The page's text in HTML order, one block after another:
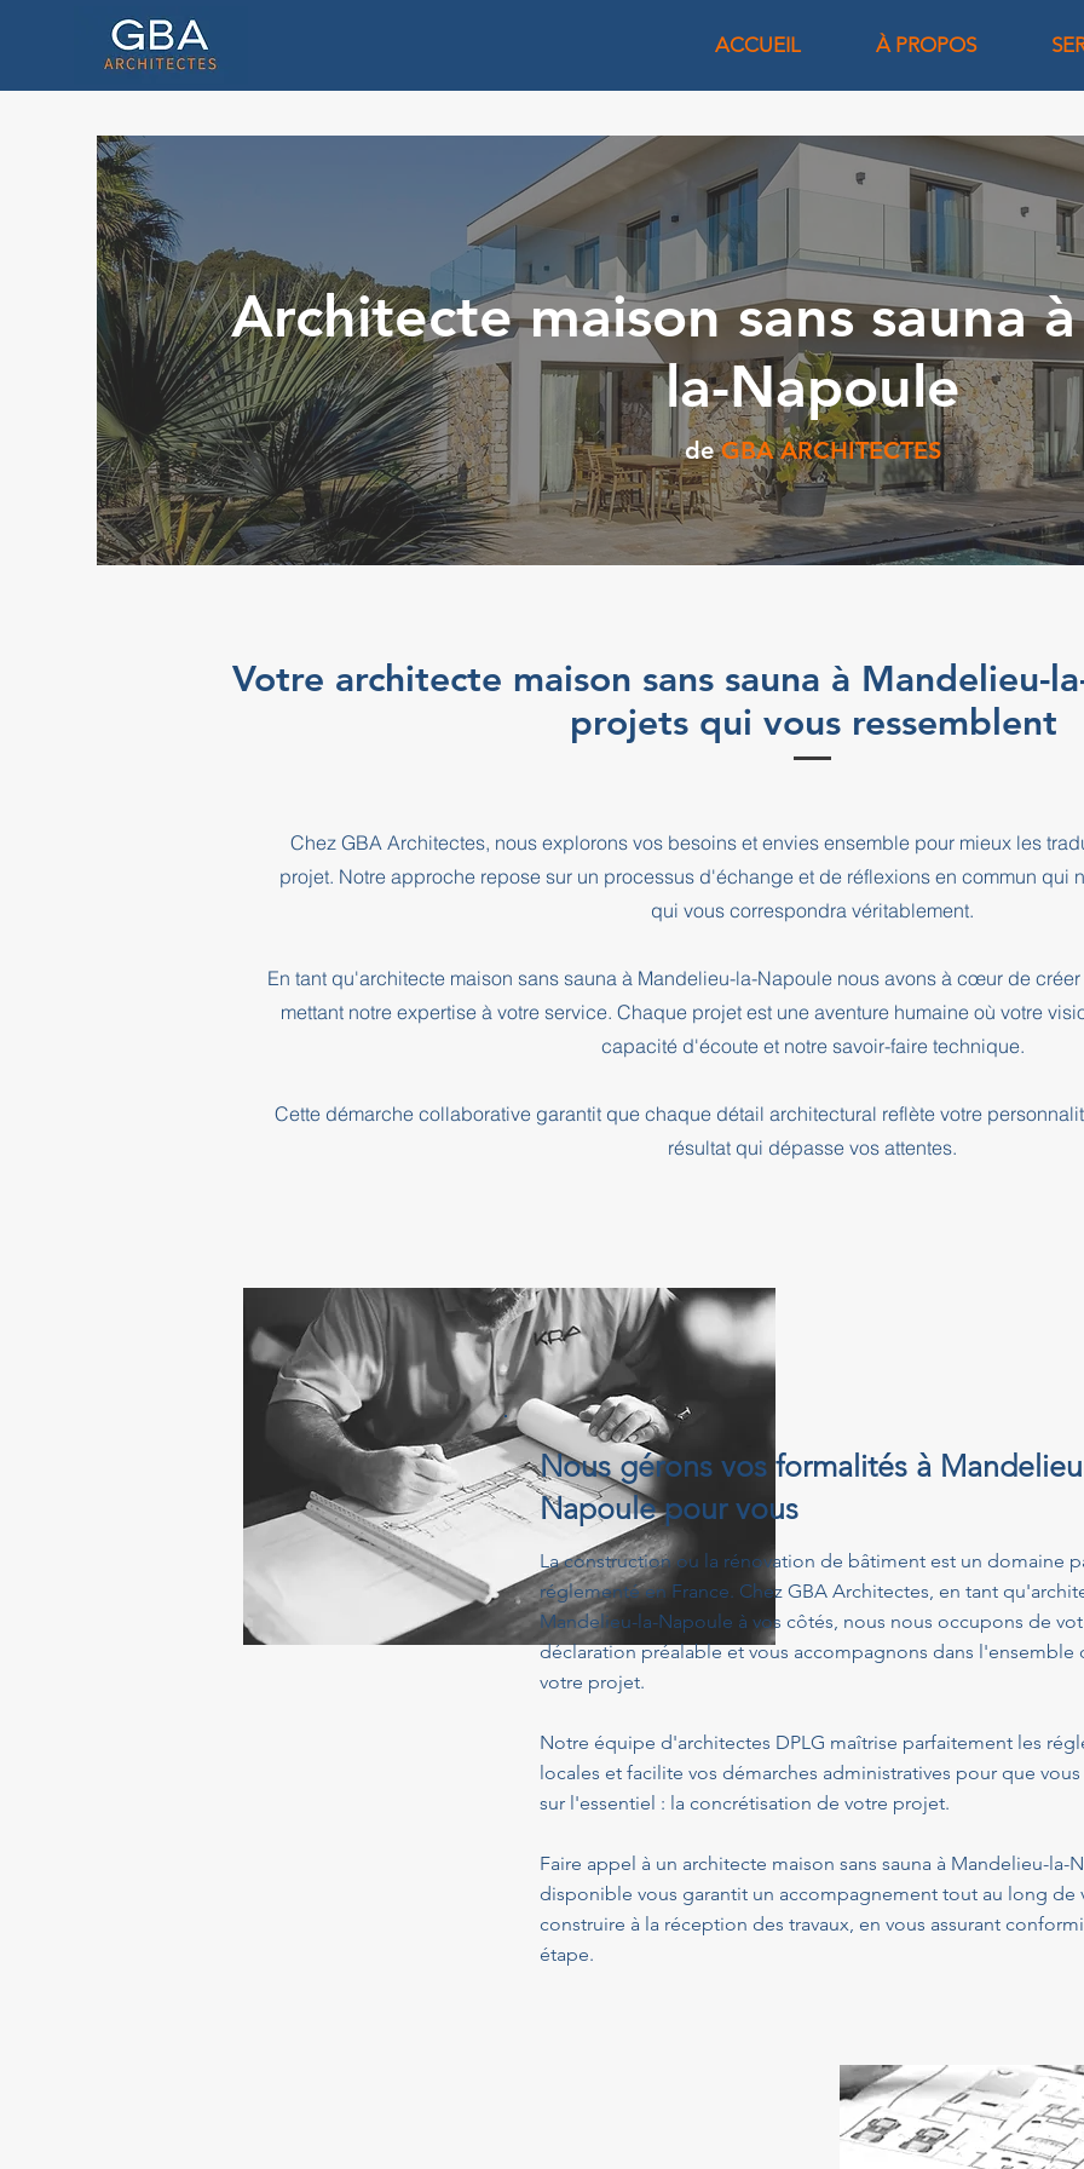
ACCUEIL À PROPOS
Architecte maison sans sauna
la-Napoule
de GBA ARCHITECTES
Votre architecte maison sans sauna à Mandelieu-
projets qui vous ressemblent
Chez GBA Architectes, nous explorons vos besoins et envies ensemble pour mieux les
projet. Notre approche repose sur un processus d'échange et de réflexions en commun qui
qui vous correspondra véritablement.
En tant qu'architecte maison sans sauna à Mandelieu-la-Napoule nous avons à cœur de
mettant notre expertise à votre service. Chaque projet est une aventure humaine où votre
capacité d'écoute et notre savoir-faire technique.
Cette démarche collaborative garantit que chaque détail architectural reflète votre
résultat qui dépasse vos attentes.
Nous gérons vos formalités à
Napoule pour vous
La construction ou la rénovation de bâtiment est un domaine
réglementé en France. Chez GBA Architectes, en tant
Mandelieu-la-Napoule à vos côtés, nous nous occupons de
déclaration préalable et vous accompagnons dans l'ensemble
votre projet.
Notre équipe d'architectes DPLG maîtrise parfaitement les
locales et facilite vos démarches administratives pour que
sur l'essentiel : la concrétisation de votre projet.
Faire appel à un architecte maison sans sauna à Mandelieu-la-
disponible vous garantit un accompagnement tout au long
construire à la réception des travaux, en vous assurant
étape.